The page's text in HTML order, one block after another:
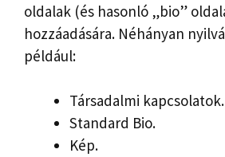
oldalak (és hasonló „bio”
hozzáadására. Néhányan
például:
Társadalmi kapcsolatok.
Standard Bio.
Kép.